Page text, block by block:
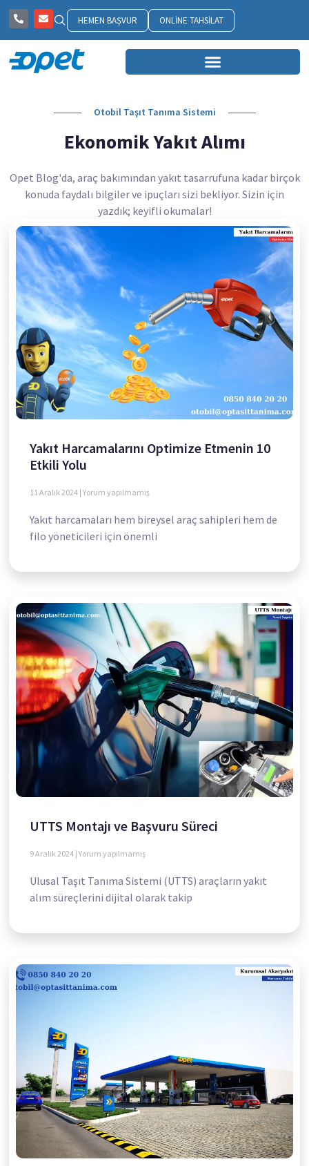
HEMEN BAŞVUR ONLINE TAHSILAT
Otobil Taşıt Tanıma Sistemi
Ekonomik Yakıt Alımı
Opet Blog'da, araç bakımından yakıt tasarrufuna kadar birçok
konuda faydalı bilgiler ve ipuçları sizi bekliyor. Sizin için
yazdık; keyifli okumalar!
Yakıt Harcamalarını Optimize Etmenin 10
Etkili Yolu
11 Aralık 2024 Yorum yapılmamış
Yakıt harcamaları hem bireysel araç sahipleri hem de
filo yöneticileri için önemli
UTTS Montajı ve Başvuru Süreci
9 Aralık 2024 Yorum yapılmamış
Ulusal Taşıt Tanıma Sistemi (UTTS) araçların yakıt
alım süreçlerini dijital olarak takip